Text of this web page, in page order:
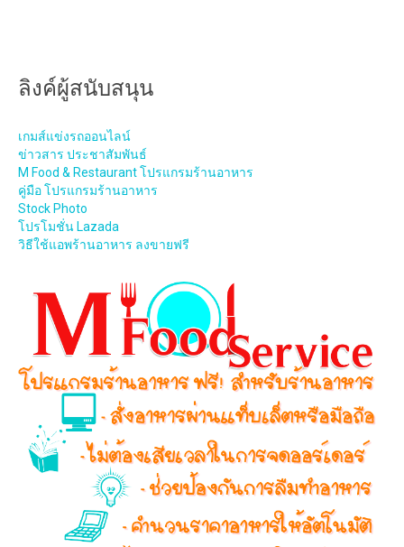
ลิงค์ผู้สนับสนุน
เกมส์แข่งรถออนไลน์
ข่าวสาร ประชาสัมพันธ์
M Food & Restaurant โปรแกรมร้านอาหาร
คู่มือ โปรแกรมร้านอาหาร
Stock Photo
โปรโมชั่น Lazada
วิธีใช้แอพร้านอาหาร ลงขายฟรี